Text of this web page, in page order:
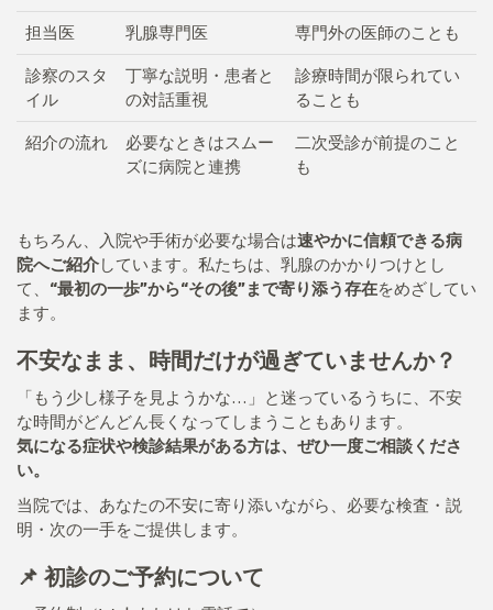
担当医 乳腺専門医 専門外の医師のことも
診察のスタ
イル
丁寧な説明・患者と
の対話重視
診療時間が限られてい
ることも
紹介の流れ
必要なときはスムー
ズに病院と連携
二次受診が前提のこと
も
もちろん、入院や手術が必要な場合は速やかに信頼できる病
院へご紹介しています。私たちは、乳腺のかかりつけとし
て、 “最初の一歩”から“その後”まで寄り添う存在をめざしてい
ます。
不安なまま、時間だけが過ぎていませんか？
「もう少し様子を見ようかな…」と迷っているうちに、不安
な時間がどんどん長くなってしまうこともあります。
気になる症状や検診結果がある方は、ぜひ一度ご相談くださ
い。
当院では、あなたの不安に寄り添いながら、必要な検査・説
明・次の一手をご提供します。
📌 初診のご予約について